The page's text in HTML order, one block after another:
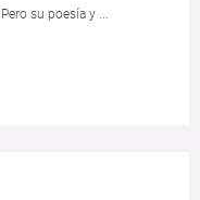
su poesía y ...